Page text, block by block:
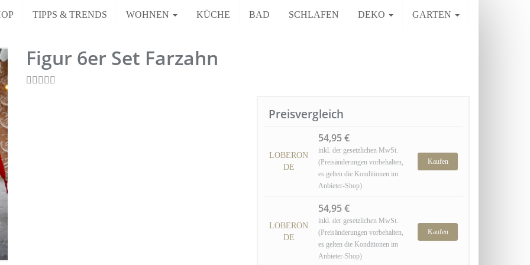
TIPPS & TRENDS WOHNEN KÜCHE BAD SCHLAFEN DEKO GARTEN
Figur 6er Set Farzahn
Preisvergleich
LOBERON
DE
54,95 €
inkl. der gesetzlichen MwSt.
(Preisänderungen vorbehalten,
es gelten die Konditionen im
Anbieter-Shop)
Kaufen
LOBERON
DE
54,95 €
inkl. der gesetzlichen MwSt.
(Preisänderungen vorbehalten,
es gelten die Konditionen im
Anbieter-Shop)
Kaufen